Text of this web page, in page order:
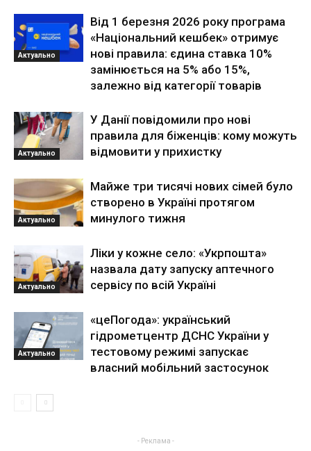
Актуально
Від 1 березня 2026 року програма
«Національний кешбек» отримує
нові правила: єдина ставка 10%
замінюється на 5% або 15%,
залежно від категорії товарів
Актуально
У Данії повідомили про нові
правила для біженців: кому можуть
відмовити у прихистку
Актуально
Майже три тисячі нових сімей було
створено в Україні протягом
минулого тижня
Актуально
Ліки у кожне село: «Укрпошта»
назвала дату запуску аптечного
сервісу по всій Україні
Актуально
«цеПогода»: український
гідрометцентр ДСНС України у
тестовому режимі запускає
власний мобільний застосунок
- Реклама -